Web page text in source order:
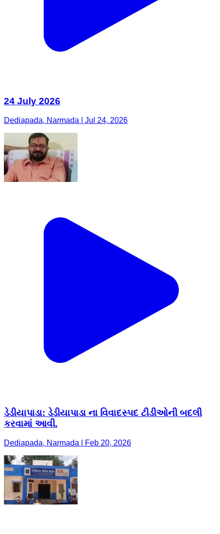
24 July 2026
Dediapada, Narmada | Jul 24, 2026
ડેડીયાપાડા: ડેડીયાપાડા ના વિવાદસ્પદ ટીડીઓની બદલી
કરવામાં આવી.
Dediapada, Narmada | Feb 20, 2026